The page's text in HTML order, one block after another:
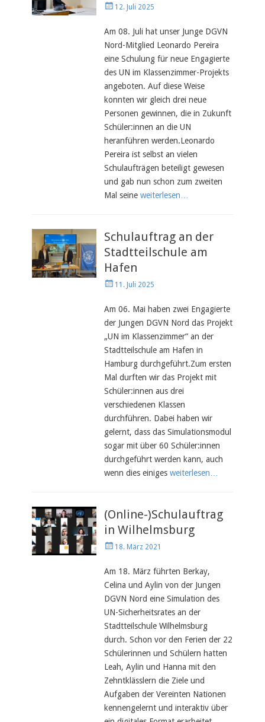
Veröffentlicht
12. Juli 2025
Am 08. Juli hat unser Junge DGVN
Nord-Mitglied Leonardo Pereira
eine Schulung für neue Engagierte
des UN im Klassenzimmer-Projekts
angeboten. Auf diese Weise
konnten wir gleich drei neue
Personen gewinnen, die in Zukunft
Schüler:innen an die UN
heranführen werden.Leonardo
Pereira ist selbst an vielen
Schulaufträgen beteiligt gewesen
und gab nun schon zum zweiten
Mal seineweiterlesen…
Schulauftrag an der
Stadtteilschule am
Hafen
Veröffentlicht
11. Juli 2025
Am 06. Mai haben zwei Engagierte
der Jungen DGVN Nord das Projekt
„UN im Klassenzimmer“ an der
Stadtteilschule am Hafen in
Hamburg durchgeführt.Zum ersten
Mal durften wir das Projekt mit
Schüler:innen aus drei
verschiedenen Klassen
durchführen. Dabei haben wir
gelernt, dass das Simulationsmodul
sogar mit über 60 Schüler:innen
durchgeführt werden kann, auch
wenn dies einigesweiterlesen…
(Online-)Schulauftrag
in Wilhelmsburg
Veröffentlicht
18. März 2021
Am 18. März führten Berkay,
Celina und Aylin von der Jungen
DGVN Nord eine Simulation des
UN-Sicherheitsrates an der
Stadtteilschule Wilhelmsburg
durch. Schon vor den Ferien der 22
Schülerinnen und Schülern hatten
Leah, Aylin und Hanna mit den
Zehntklässlern die Ziele und
Aufgaben der Vereinten Nationen
kennengelernt und interaktiv über